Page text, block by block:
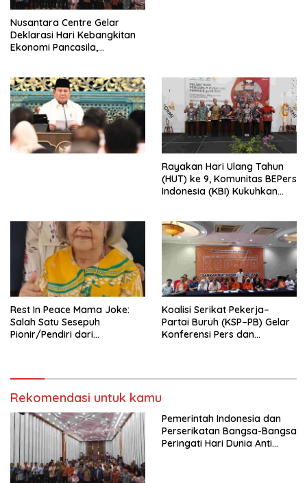
Nusantara Centre Gelar
Deklarasi Hari Kebangkitan
Ekonomi Pancasila,
Penjajahan (Pergolakan
Ekonomi Politik Indonesia) &
Simposium Nasional “Urgensi
Undang-Undang
Perekonomian Nasional dan
Kesejahteraan Sosial dalam
Rayakan Hari Ulang Tahun
(HUT) ke 9, Komunitas BEPers
Indonesia (KBI) Kukuhkan
Tema: “Penguatan dan
Pengembangan Organisasi
KBI yang Berbasis Riset di
seluruh Indonesia dan
Mancanegara”.
Rest In Peace Mama Joke:
Salah Satu Sesepuh
Pionir/Pendiri dari
Koalisi Serikat Pekerja–
Partai Buruh (KSP–PB) Gelar
Konferensi Pers dan
Rekomendasi untuk kamu
Pemerintah Indonesia dan
Perserikatan Bangsa-Bangsa
Peringati Hari Dunia Anti